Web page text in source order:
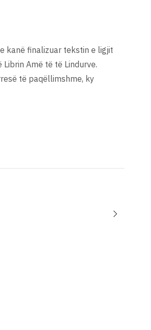
kanë finalizuar tekstin e ligjit
Amë të të Lindurve.
të paqëllimshme, ky